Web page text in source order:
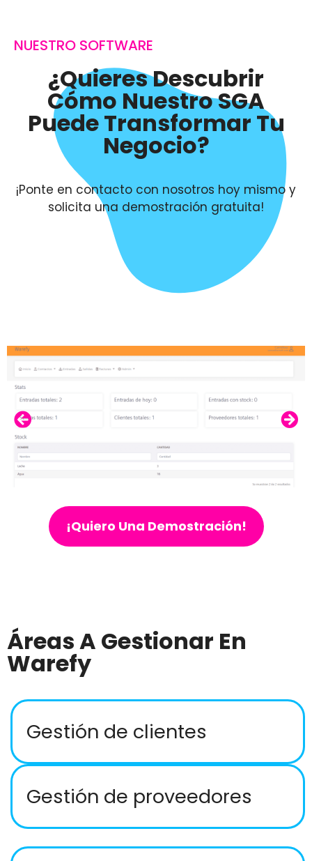
NUESTRO SOFTWARE
¿Quieres Descubrir
Cómo Nuestro SGA
Puede Transformar Tu
Negocio?
¡Ponte en contacto con nosotros hoy mismo y
solicita una demostración gratuita!
¡Quiero Una Demostración!
Áreas A Gestionar En
Warefy
Gestión de clientes
Gestión de proveedores